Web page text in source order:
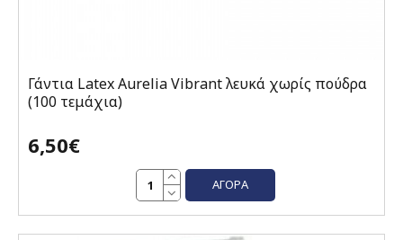
Γάντια Latex Aurelia Vibrant λευκά χωρίς πούδρα
(100 τεμάχια)
6,50€
ΑΓΟΡΆ